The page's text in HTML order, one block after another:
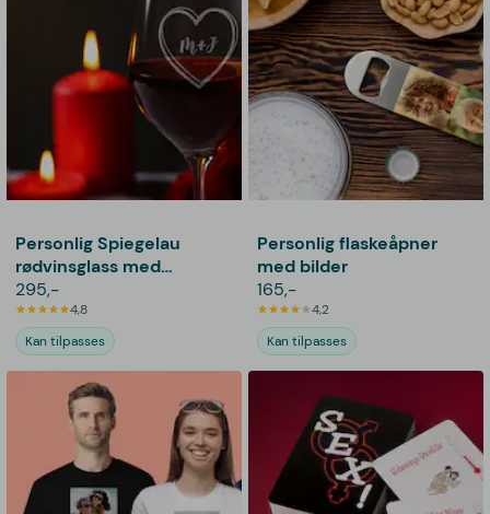
Personlig Spiegelau
rødvinsglass med
gravering - Hjerte
295,-
4,8
Kan tilpasses
Personlig flaskeåpner
med bilder
165,-
4,2
Kan tilpasses